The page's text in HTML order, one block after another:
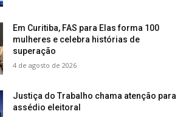
Em Curitiba, FAS para Elas forma 100
mulheres e celebra histórias de
superação
4 de agosto de 2026
Justiça do Trabalho chama atenção para
assédio eleitoral